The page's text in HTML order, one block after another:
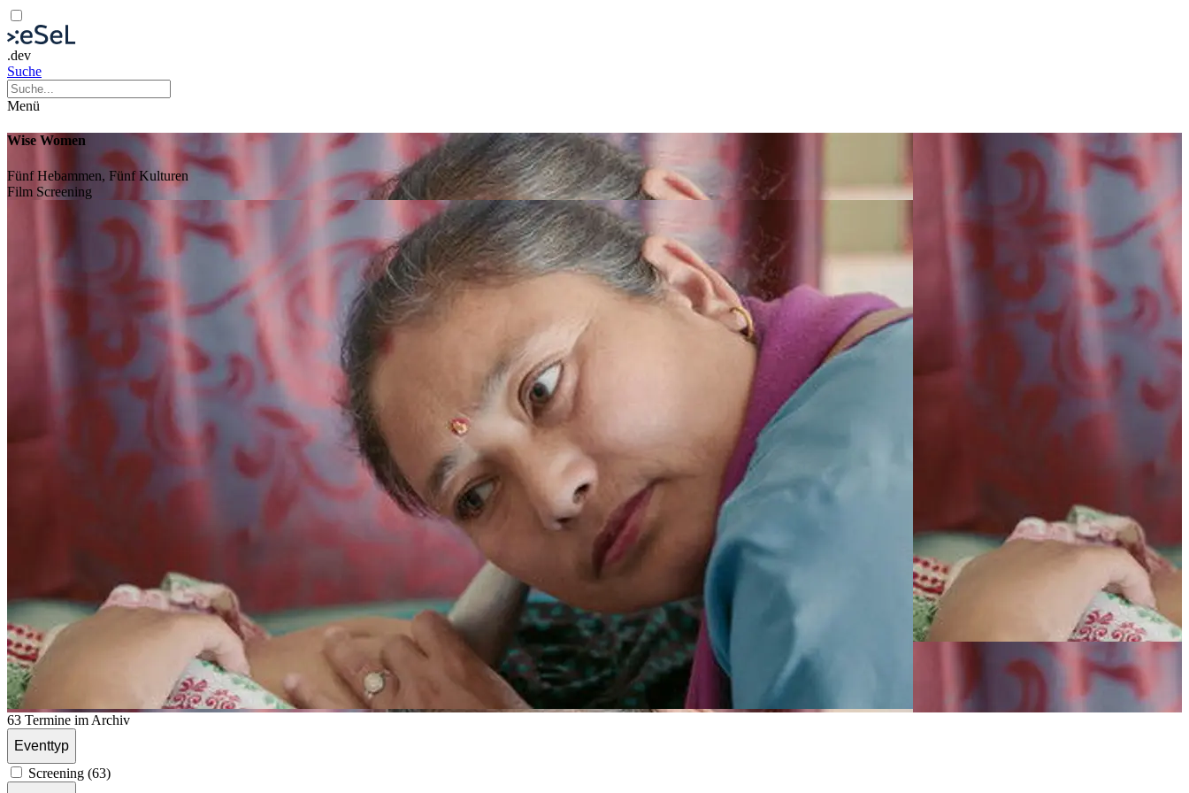
.dev
Suche
Menü
Wise Women
Fünf Hebammen, Fünf Kulturen
Film Screening
63 Termine im Archiv
Eventtyp
Screening (63)